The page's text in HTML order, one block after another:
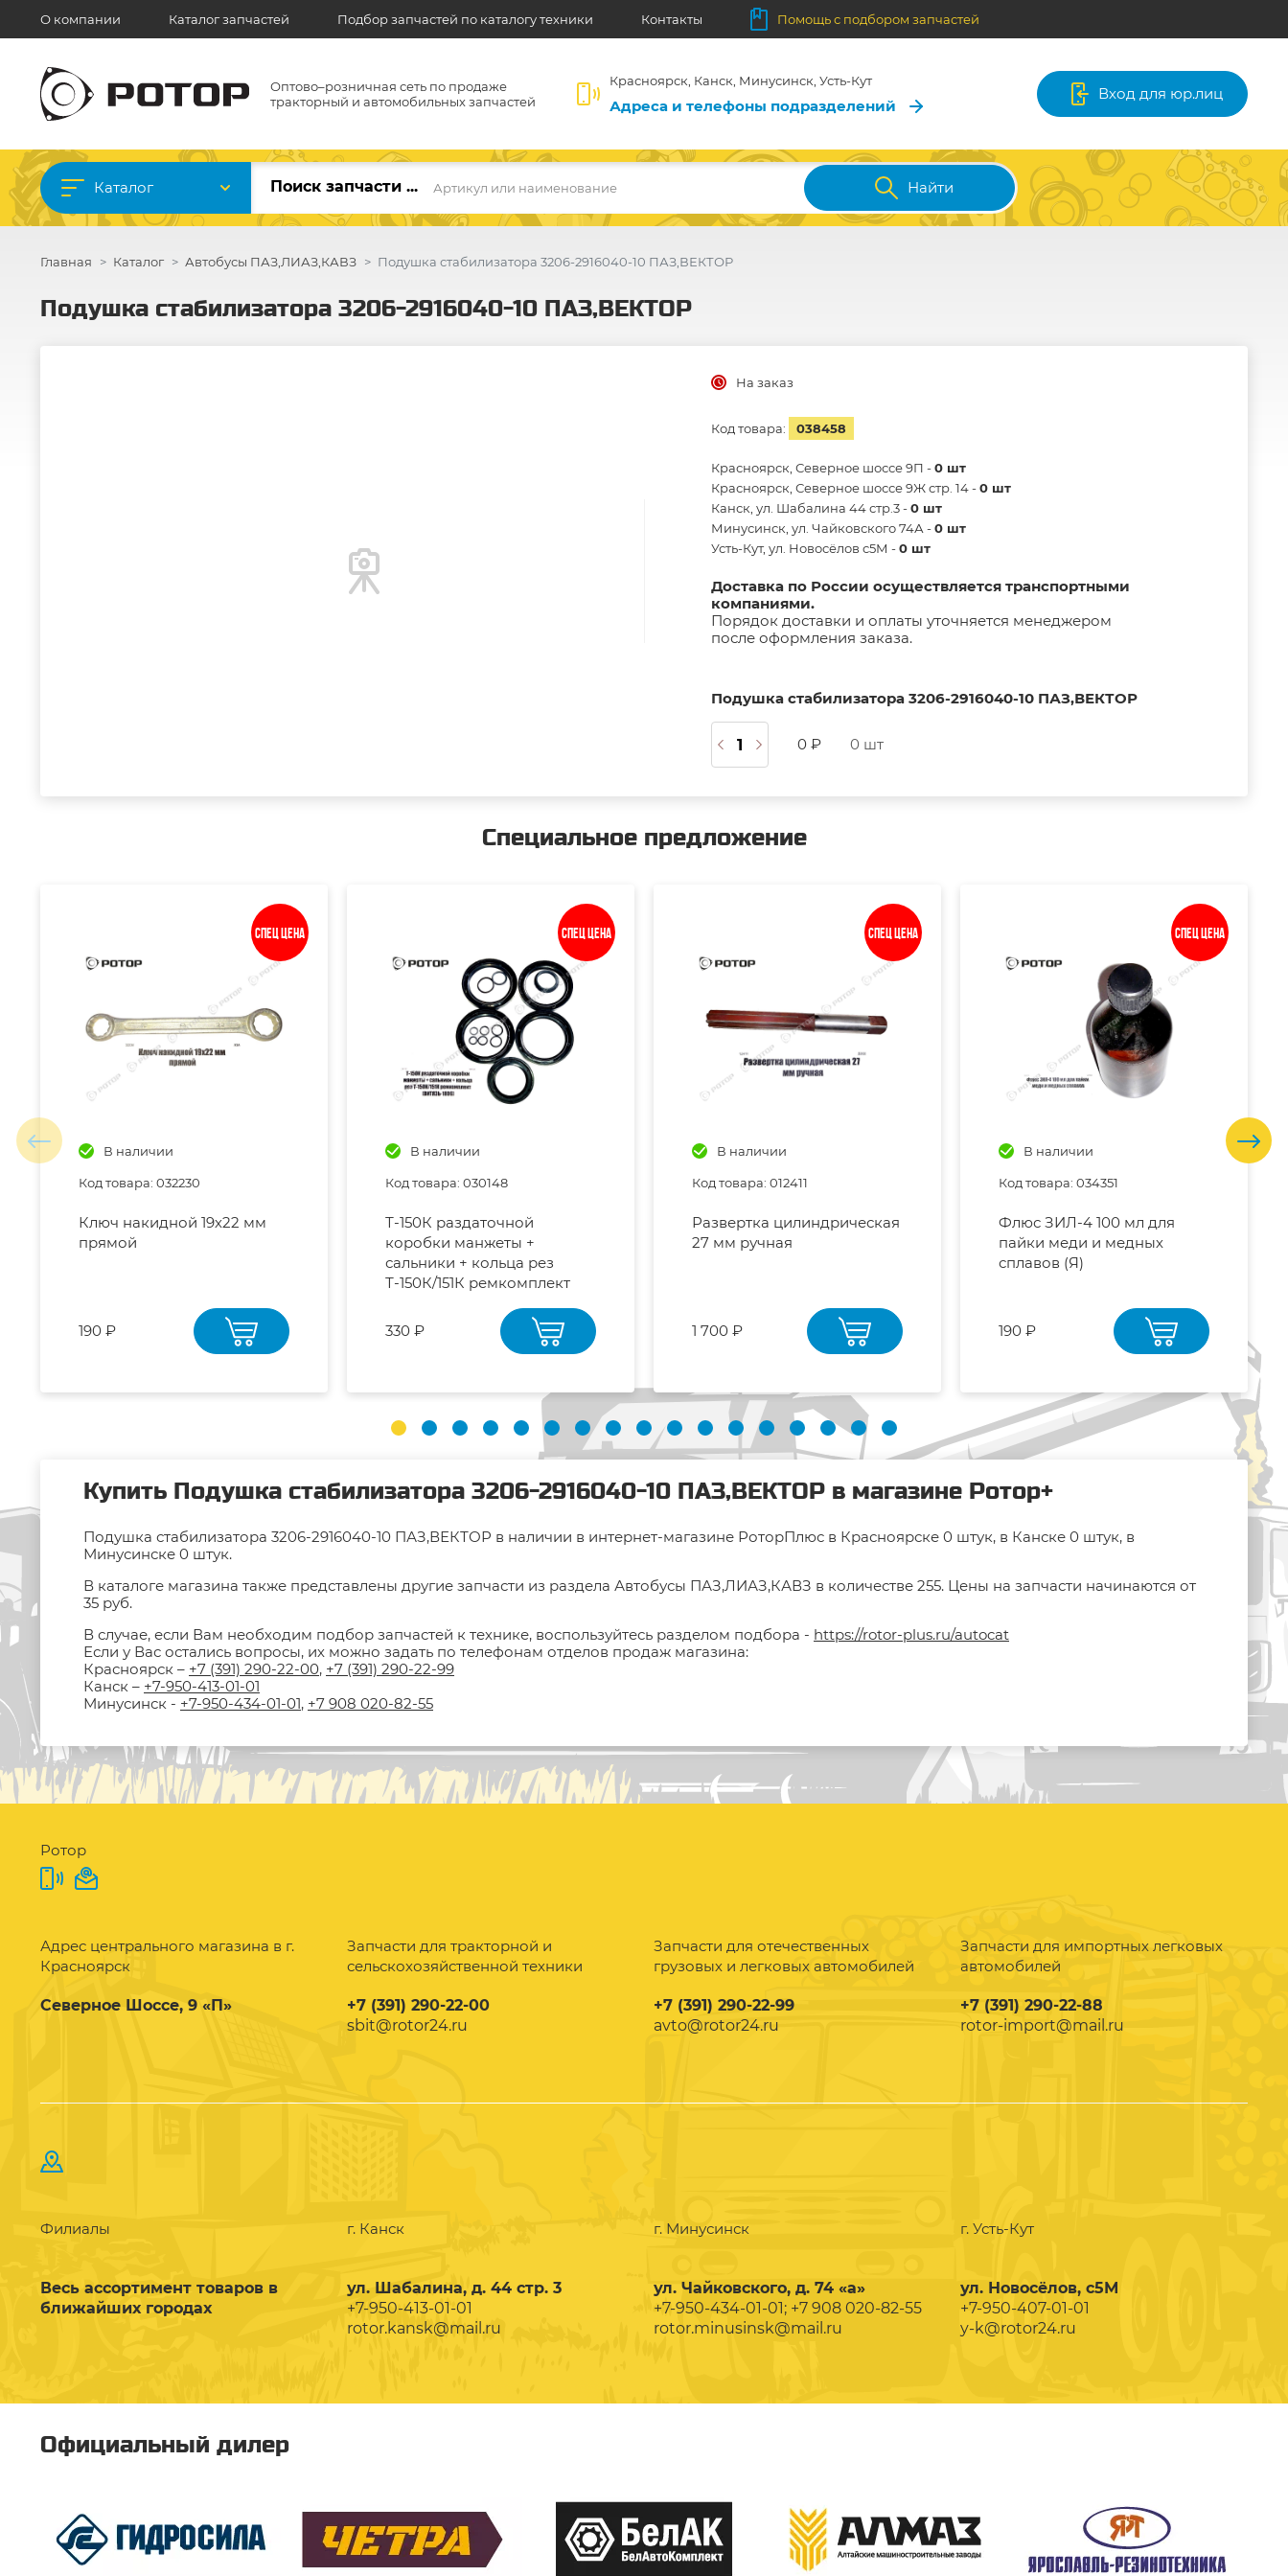
О компании Каталог запчастей Подбор запчастей по каталогу техники Контакты Помощь с подбором запчастей
Оптово–розничная сеть по продаже
тракторный и автомобильных запчастей
Красноярск, Канск, Минусинск, Усть-Кут
Адреса и телефоны подразделений
Вход для юр.лиц
Каталог Артикул или наименование Найти
Главная Каталог Автобусы ПАЗ,ЛИАЗ,КАВЗ Подушка стабилизатора 3206-2916040-10 ПАЗ,ВЕКТОР
Подушка стабилизатора 3206-2916040-10 ПАЗ,ВЕКТОР
На заказ
Код товара: 038458
Красноярск, Северное шоссе 9П -0 шт
Красноярск, Северное шоссе 9Ж стр. 14 -0 шт
Канск, ул. Шабалина 44 стр.3 -0 шт
Минусинск, ул. Чайковского 74А -0 шт
Усть-Кут, ул. Новосёлов с5М -0 шт
Доставка по России осуществляется транспортными
компаниями.
Порядок доставки и оплаты уточняется менеджером
после оформления заказа.
Подушка стабилизатора 3206-2916040-10 ПАЗ,ВЕКТОР
0 ₽ 0 шт
Специальное предложение
Спец цена
В наличии
Код товара: 032230
Ключ накидной 19х22 мм
прямой
190 ₽
Спец цена
В наличии
Код товара: 030148
Т-150К раздаточной
коробки манжеты +
сальники + кольца рез
Т-150К/151К ремкомплект
330 ₽
Спец цена
В наличии
Код товара: 012411
Развертка цилиндрическая
27 мм ручная
1 700 ₽
Спец цена
В наличии
Код товара: 034351
Флюс ЗИЛ-4 100 мл для
пайки меди и медных
сплавов (Я)
190 ₽
Купить Подушка стабилизатора 3206-2916040-10 ПАЗ,ВЕКТОР в магазине Ротор+
Подушка стабилизатора 3206-2916040-10 ПАЗ,ВЕКТОР в наличии в интернет-магазине РоторПлюс в Красноярске 0 штук, в Канске 0 штук, в
Минусинске 0 штук.
В каталоге магазина также представлены другие запчасти из раздела Автобусы ПАЗ,ЛИАЗ,КАВЗ в количестве 255. Цены на запчасти начинаются от
35 руб.
В случае, если Вам необходим подбор запчастей к технике, воспользуйтесь разделом подбора - https://rotor-plus.ru/autocat
Если у Вас остались вопросы, их можно задать по телефонам отделов продаж магазина:
Красноярск – +7 (391) 290-22-00, +7 (391) 290-22-99
Канск – +7-950-413-01-01
Минусинск - +7-950-434-01-01, +7 908 020-82-55
Ротор
Адрес центрального магазина в г.
Красноярск
Северное Шоссе, 9 «П»
Запчасти для тракторной и
сельскохозяйственной техники
+7 (391) 290-22-00
sbit@rotor24.ru
Запчасти для отечественных
грузовых и легковых автомобилей
+7 (391) 290-22-99
avto@rotor24.ru
Запчасти для импортных легковых
автомобилей
+7 (391) 290-22-88
rotor-import@mail.ru
Филиалы
Весь ассортимент товаров в
ближайших городах
г. Канск
ул. Шабалина, д. 44 стр. 3
+7-950-413-01-01
rotor.kansk@mail.ru
г. Минусинск
ул. Чайковского, д. 74 «а»
+7-950-434-01-01; +7 908 020-82-55
rotor.minusinsk@mail.ru
г. Усть-Кут
ул. Новосёлов, с5М
+7-950-407-01-01
y-k@rotor24.ru
Официальный дилер